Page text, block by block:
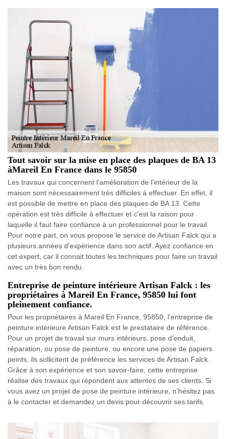
Tout savoir sur la mise en place des plaques de BA 13
àMareil En France dans le 95850
Les travaux qui concernent l'amélioration de l'intérieur de la
maison sont nécessairement très difficiles à effectuer. En effet, il
est possible de mettre en place des plaques de BA 13. Cette
opération est très difficile à effectuer et c'est la raison pour
laquelle il faut faire confiance à un professionnel pour le travail.
Pour notre part, on vous propose le service de Artisan Falck qui a
plusieurs années d'expérience dans son actif. Ayez confiance en
cet expert, car il connait toutes les techniques pour faire un travail
avec un très bon rendu.
Entreprise de peinture intérieure Artisan Falck : les
propriétaires à Mareil En France, 95850 lui font
pleinement confiance.
Pour les propriétaires à Mareil En France, 95850, l’entreprise de
peinture intérieure Artisan Falck est le prestataire de référence.
Pour un projet de travail sur murs intérieurs, pose d’enduit,
réparation, ou pose de peinture, ou encore une pose de papiers
peints, ils sollicitent de préférence les services de Artisan Falck.
Grâce à son expérience et son savoir-faire, cette entreprise
réalise des travaux qui répondent aux attentes de ses clients. Si
vous avez un projet de pose de peinture intérieure, n’hésitez pas
à le contacter et demandez un devis pour découvrir ses tarifs.